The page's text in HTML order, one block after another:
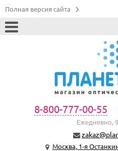
Полная версия сайта
8-800-777-00-55
Ежедневно,
Москва, 1-я